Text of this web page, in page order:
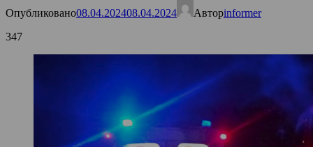
Опубликовано08.04.202408.04.2024 Авторinformer
347